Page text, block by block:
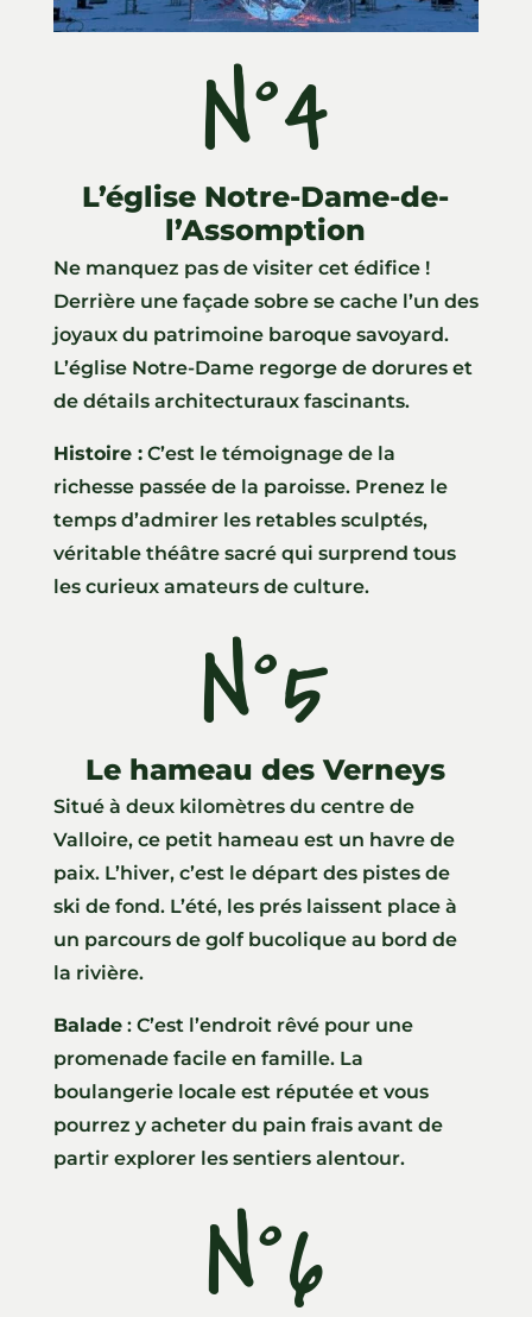
N°4
L’église Notre-Dame-de-
l’Assomption
Ne manquez pas de visiter cet édifice !
Derrière une façade sobre se cache l’un des
joyaux du patrimoine baroque savoyard.
L’église Notre-Dame regorge de dorures et
de détails architecturaux fascinants.
Histoire :C’est le témoignage de la
richesse passée de la paroisse. Prenez le
temps d’admirer les retables sculptés,
véritable théâtre sacré qui surprend tous
les curieux amateurs de culture.
N°5
Le hameau des Verneys
Situé à deux kilomètres du centre de
Valloire, ce petit hameau est un havre de
paix. L’hiver, c’est le départ des pistes de
ski de fond. L’été, les prés laissent place à
un parcours de golf bucolique au bord de
la rivière.
Balade: C’est l’endroit rêvé pour une
promenade facile en famille. La
boulangerie locale est réputée et vous
pourrez y acheter du pain frais avant de
partir explorer les sentiers alentour.
N°6